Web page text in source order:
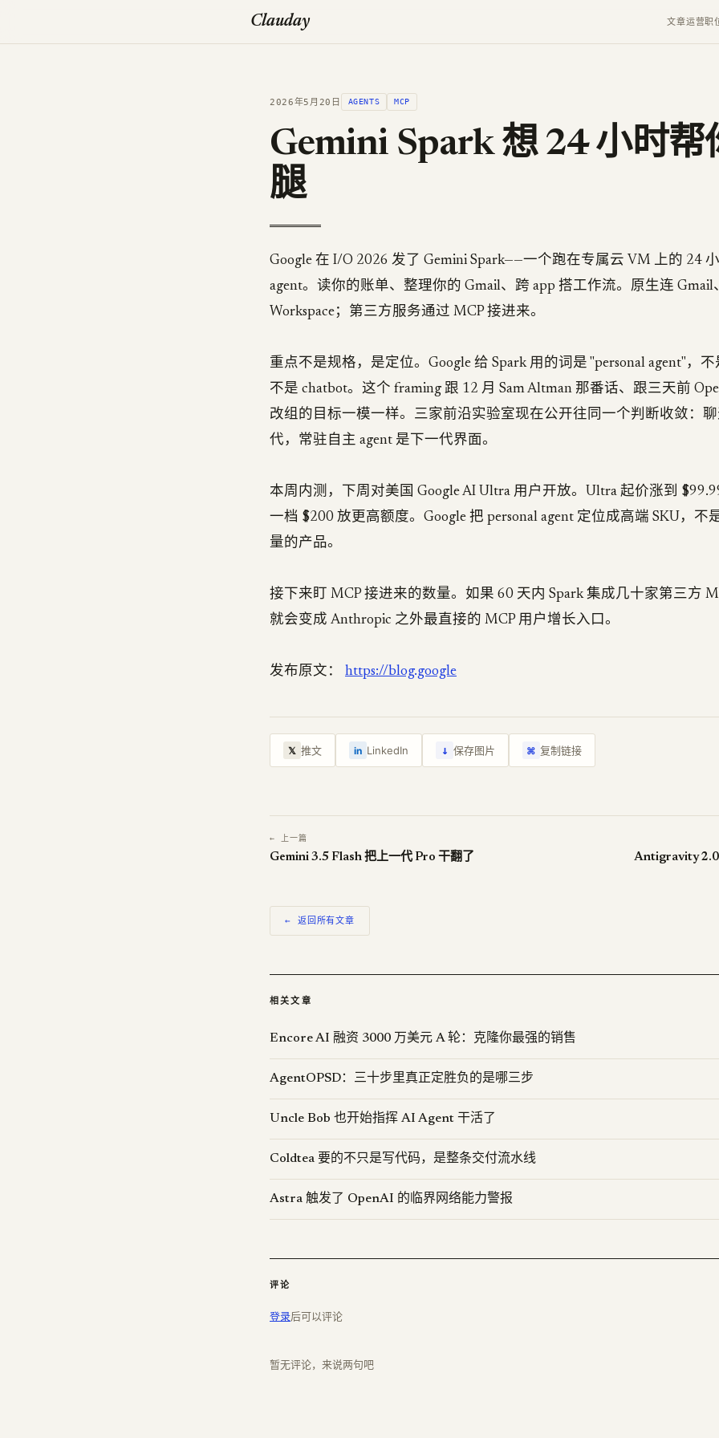
Clauday 文章运营职
2026年5月20日 AGENTS MCP
Gemini Spark 想 24 小时帮
腿
Google 在 I/O 2026 发了 Gemini Spark——一个跑在专属云 VM 上的 24
agent。读你的账单、整理你的 Gmail、跨 app 搭工作流。原生连 Gmail
Workspace；第三方服务通过 MCP 接进来。
重点不是规格，是定位。Google 给 Spark 用的词是 "personal agent"，不
不是 chatbot。这个 framing 跟 12 月 Sam Altman 那番话、跟三天前
改组的目标一模一样。三家前沿实验室现在公开往同一个判断收敛：
代，常驻自主 agent 是下一代界面。
本周内测，下周对美国 Google AI Ultra 用户开放。Ultra 起价涨到
一档 $200 放更高额度。Google 把 personal agent 定位成高端 SKU，不
量的产品。
接下来盯 MCP 接进来的数量。如果 60 天内 Spark 集成几十家第三方
就会变成 Anthropic 之外最直接的 MCP 用户增长入口。
发布原文： https://blog.google
𝕏 推文 in LinkedIn ↓ 保存图片 ⌘ 复制链接
← 上一篇
Gemini 3.5 Flash 把上一代 Pro 干翻了 Antigravity 2.0
← 返回所有文章
相关文章
Encore AI 融资 3000 万美元 A 轮：克隆你最强的销售
AgentOPSD：三十步里真正定胜负的是哪三步
Uncle Bob 也开始指挥 AI Agent 干活了
Coldtea 要的不只是写代码，是整条交付流水线
Astra 触发了 OpenAI 的临界网络能力警报
评论
登录后可以评论
暂无评论，来说两句吧